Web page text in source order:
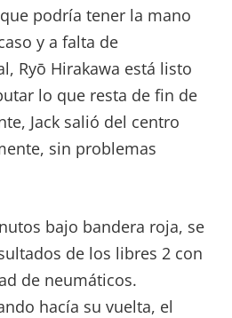
podría tener la mano
y a falta de
Ryō Hirakawa está listo
lo que resta de fin de
Jack salió del centro
sin problemas
bajo bandera roja, se
de los libres 2 con
de neumáticos.
hacía su vuelta, el